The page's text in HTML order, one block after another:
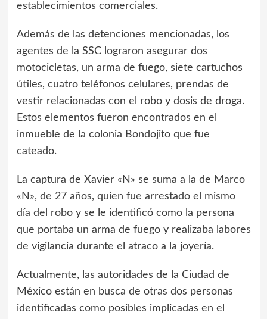
establecimientos comerciales.
Además de las detenciones mencionadas, los
agentes de la SSC lograron asegurar dos
motocicletas, un arma de fuego, siete cartuchos
útiles, cuatro teléfonos celulares, prendas de
vestir relacionadas con el robo y dosis de droga.
Estos elementos fueron encontrados en el
inmueble de la colonia Bondojito que fue
cateado.
La captura de Xavier «N» se suma a la de Marco
«N», de 27 años, quien fue arrestado el mismo
día del roboy se le identificó como la persona
que portaba un arma de fuego y realizaba labores
de vigilancia durante el atraco a la joyería.
Actualmente, las autoridades de la Ciudad de
México están en busca de otras dos personas
identificadas como posibles implicadas en el